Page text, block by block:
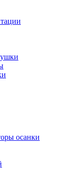
осанки